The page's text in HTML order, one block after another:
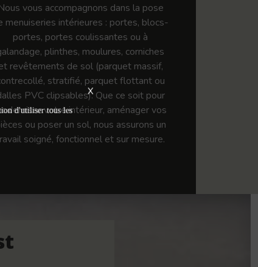
vous accompagnons dans la pose
menuiseries intérieures : portes, blocs-
portes, portes coulissantes ou à
plinthes, moulures, corniches
revêtements de sol (parquet massif,
stratifié, parquet flottant ou
PVC clipsables). Que ce soit pour
votre intérieur, aménager vos
ou poser un sol, nous assurons un
soigné, fonctionnel et sur mesure.
X
d'utiliser tous les